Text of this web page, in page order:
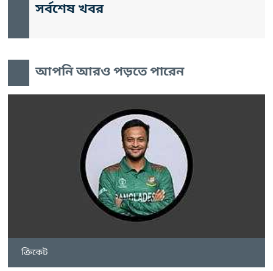
সর্বশেষ খবর
আপনি আরও পড়তে পারেন
ক্রিকেট